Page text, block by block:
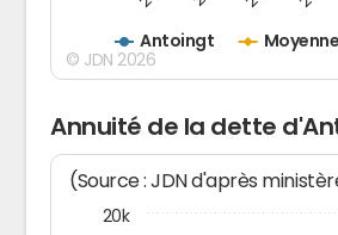
Antoingt
© JDN 2026
Annuité de la dette
(Source : JDN d'après
20k